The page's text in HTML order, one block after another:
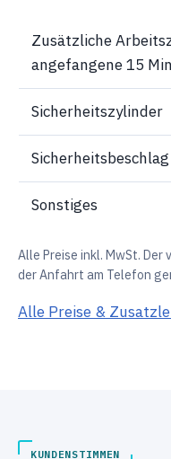
Zusätzliche
angefangene 15
Sicherheitszylinder
Sicherheitsbeschlag
Sonstiges
Alle Preise inkl. MwSt.
der Anfahrt am Telefon
Alle Preise &
KUNDENSTIMMEN